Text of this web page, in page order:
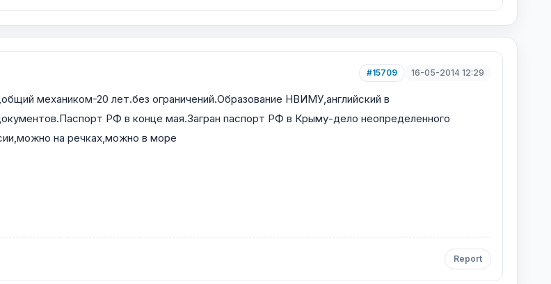
#15709 16-05-2014 12:29
механиком-20 лет.без ограничений.Образование НВИМУ,английский в
РФ в конце мая.Загран паспорт РФ в Крыму-дело неопределенного
на речках,можно в море
Report